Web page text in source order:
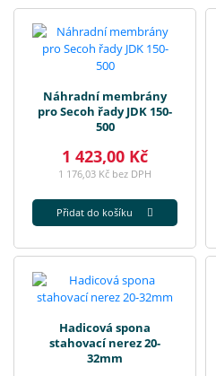
Náhradní membrány
pro Secoh řady JDK 150-
500
1 423,00 Kč
1 176,03 Kč bez DPH
Přidat do košíku
Hadicová spona
stahovací nerez 20-
32mm